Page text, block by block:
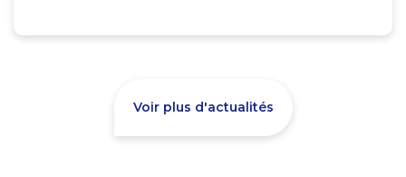
Voir plus d'actualités